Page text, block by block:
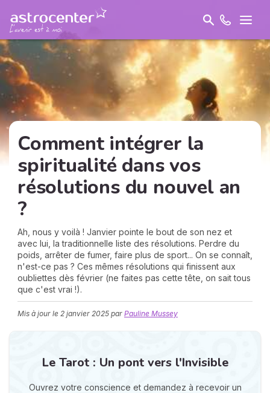
Comment intégrer la
spiritualité dans vos
résolutions du nouvel an
?
Ah, nous y voilà ! Janvier pointe le bout de son nez et
avec lui, la traditionnelle liste des résolutions. Perdre du
poids, arrêter de fumer, faire plus de sport... On se connaît,
n'est-ce pas ? Ces mêmes résolutions qui finissent aux
oubliettes dès février (ne faites pas cette tête, on sait tous
que c'est vrai !).
Mis à jour le 2 janvier 2025 par Pauline Mussey
Le Tarot : Un pont vers l'Invisible
Ouvrez votre conscience et demandez à recevoir un